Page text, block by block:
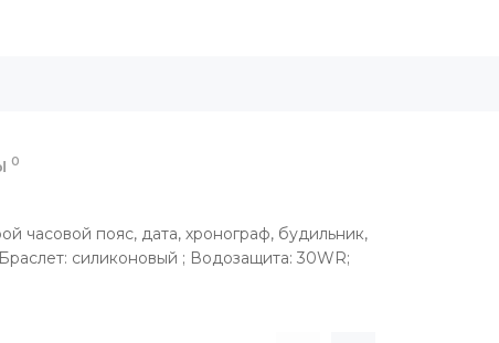
0
часовой пояс, дата, хронограф, будильник,
силиконовый ; Водозащита: 30WR;